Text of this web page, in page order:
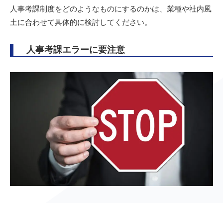
人事考課制度をどのようなものにするのかは、業種や社内風
土に合わせて具体的に検討してください。
人事考課エラーに要注意